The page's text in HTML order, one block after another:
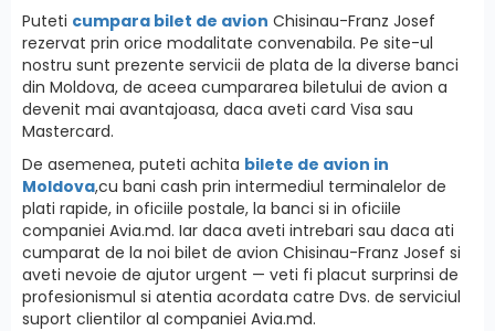
Puteti cumpara bilet de avion Chisinau-Franz Josef
rezervat prin orice modalitate convenabila. Pe site-ul
nostru sunt prezente servicii de plata de la diverse banci
din Moldova, de aceea cumpararea biletului de avion a
devenit mai avantajoasa, daca aveti card Visa sau
Mastercard.
De asemenea, puteti achita bilete de avion in
Moldova,cu bani cash prin intermediul terminalelor de
plati rapide, in oficiile postale, la banci si in oficiile
companiei Avia.md. Iar daca aveti intrebari sau daca ati
cumparat de la noi bilet de avion Chisinau-Franz Josef si
aveti nevoie de ajutor urgent — veti fi placut surprinsi de
profesionismul si atentia acordata catre Dvs. de serviciul
suport clientilor al companiei Avia.md.